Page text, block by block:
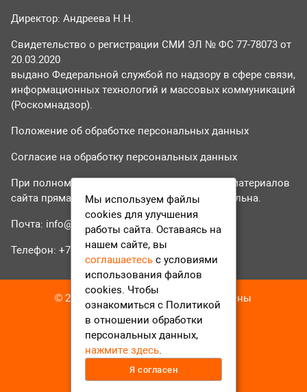
Директор: Андреева Н.Н.
Свидетельство о регистрации СМИ ЭЛ № ФС 77-78073 от
20.03.2020
выдано Федеральной службой по надзору в сфере связи,
информационных технологий и массовых коммуникаций
(Роскомнадзор).
Положение об обработке персональных данных
Согласие на обработку персональных данных
При полном или частичном использовании материалов
сайта прямая гиперссылка на tvr24.tv обязательна.
Почта: info@tvr24.tv
Телефон: +7 (496) 551-04-95
© 2016-2023 ТВР24 Все права защищены
Мы используем файлы
cookies для улучшения
работы сайта. Оставаясь на
нашем сайте, вы
соглашаетесь с условиями
использования файлов
cookies. Чтобы
ознакомиться с Политикой
в отношении обработки
персональных данных,
нажмите здесь.
Я согласен